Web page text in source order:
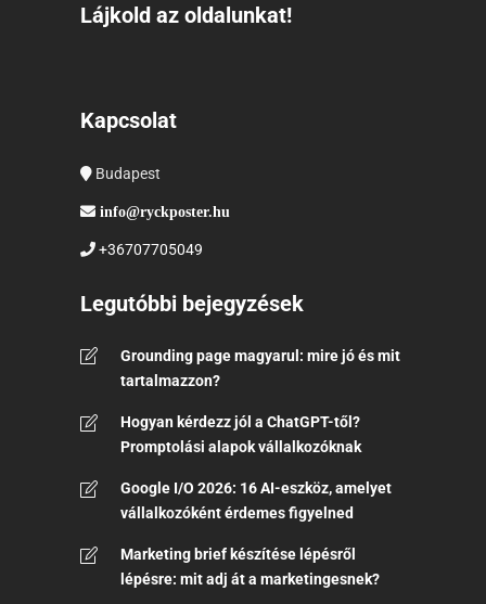
Lájkold az oldalunkat!
Kapcsolat
Budapest
info@ryckposter.hu
+36707705049
Legutóbbi bejegyzések
Grounding page magyarul: mire jó és mit
tartalmazzon?
Hogyan kérdezz jól a ChatGPT-től?
Promptolási alapok vállalkozóknak
Google I/O 2026: 16 AI-eszköz, amelyet
vállalkozóként érdemes figyelned
Marketing brief készítése lépésről
lépésre: mit adj át a marketingesnek?